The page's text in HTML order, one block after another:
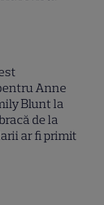
Anne
Blunt la
de la
ar fi primit